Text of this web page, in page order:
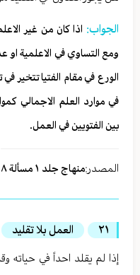
الجواب: اذا كان من غير
ومع التساوي في الاعلمية او
الورع في مقام الفتيا تتخير
في موارد العلم الاجمالي
بين الفتويين في العمل.
المصدر:منهاج جلد ١ مسألة ٨
٢١
العمل بلا تقليد
إذا لم يقلد احداً في حياته